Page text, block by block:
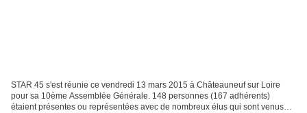
STAR 45 s'est réunie ce vendredi 13 mars 2015 à Châteauneuf sur Loire
pour sa 10ème Assemblée Générale. 148 personnes (167 adhérents)
étaient présentes ou représentées avec de nombreux élus qui sont venus